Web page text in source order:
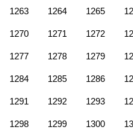
1263 1264 1265
1270 1271 1272
1277 1278 1279
1284 1285 1286
1291 1292 1293
1298 1299 1300